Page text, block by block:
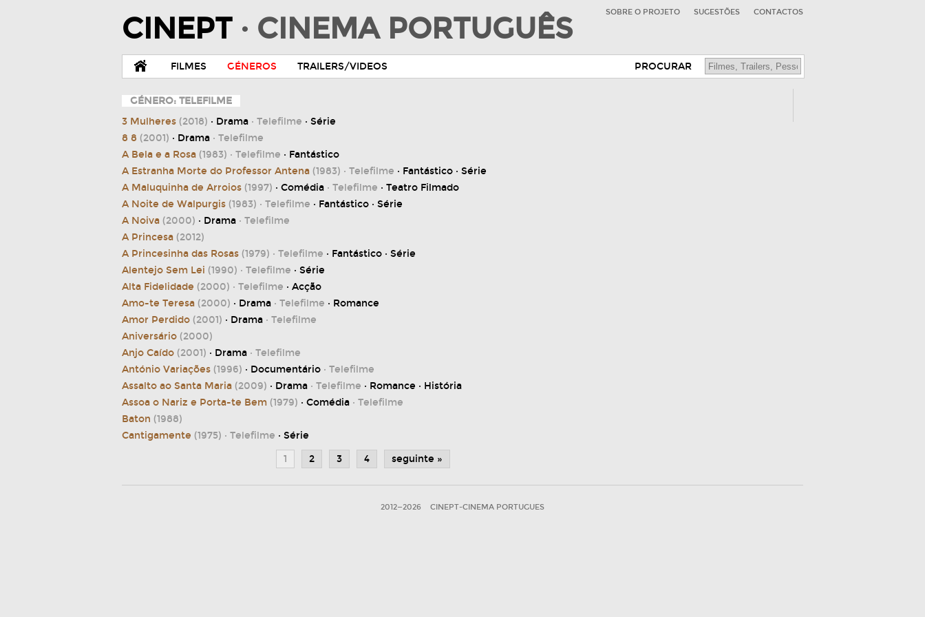
CINEPT · CINEMA PORTUGUÊS SOBRE O PROJETO SUGESTÕES CONTACTOS
FILMES GÉNEROS TRAILERS/VIDEOS PROCURAR
GÉNERO: TELEFILME
3 Mulheres (2018) · Drama · Telefilme · Série
8 8 (2001) · Drama · Telefilme
A Bela e a Rosa (1983) · Telefilme · Fantástico
A Estranha Morte do Professor Antena (1983) · Telefilme · Fantástico · Série
A Maluquinha de Arroios (1997) · Comédia · Telefilme · Teatro Filmado
A Noite de Walpurgis (1983) · Telefilme · Fantástico · Série
A Noiva (2000) · Drama · Telefilme
A Princesa (2012)
A Princesinha das Rosas (1979) · Telefilme · Fantástico · Série
Alentejo Sem Lei (1990) · Telefilme · Série
Alta Fidelidade (2000) · Telefilme · Acção
Amo-te Teresa (2000) · Drama · Telefilme · Romance
Amor Perdido (2001) · Drama · Telefilme
Aniversário (2000)
Anjo Caído (2001) · Drama · Telefilme
António Variações (1996) · Documentário · Telefilme
Assalto ao Santa Maria (2009) · Drama · Telefilme · Romance · História
Assoa o Nariz e Porta-te Bem (1979) · Comédia · Telefilme
Baton (1988)
Cantigamente (1975) · Telefilme · Série
1
2 3 4 seguinte »
2012—2026 CINEPT-CINEMA PORTUGUES